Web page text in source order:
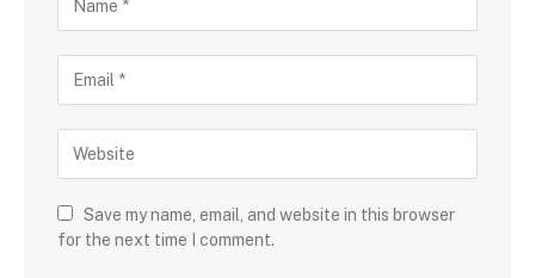
Save my name, email, and website in this browser
for the next time I comment.